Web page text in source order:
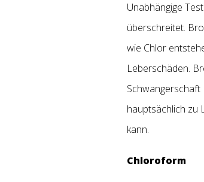
Unabhängige
überschreitet.
wie Chlor
Leberschäden.
hauptsächlich zu
kann.
Chloroform